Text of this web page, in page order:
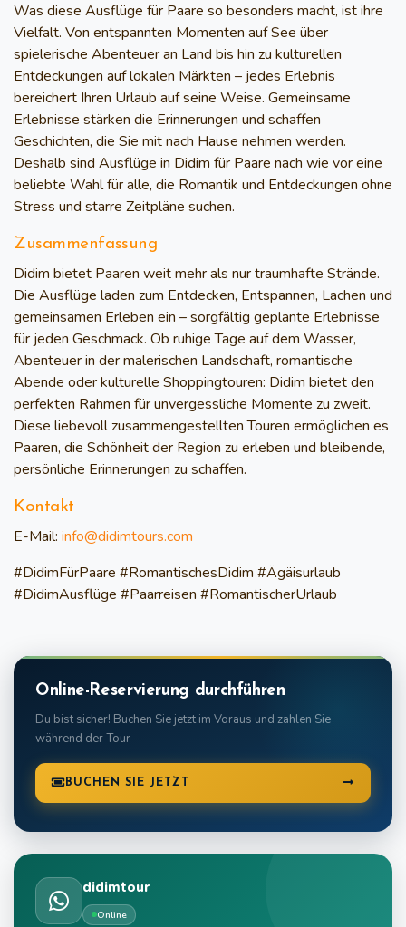
Was diese Ausflüge für Paare so besonders macht, ist ihre
Vielfalt. Von entspannten Momenten auf See über
spielerische Abenteuer an Land bis hin zu kulturellen
Entdeckungen auf lokalen Märkten – jedes Erlebnis
bereichert Ihren Urlaub auf seine Weise. Gemeinsame
Erlebnisse stärken die Erinnerungen und schaffen
Geschichten, die Sie mit nach Hause nehmen werden.
Deshalb sind Ausflüge in Didim für Paare nach wie vor eine
beliebte Wahl für alle, die Romantik und Entdeckungen ohne
Stress und starre Zeitpläne suchen.
Zusammenfassung
Didim bietet Paaren weit mehr als nur traumhafte Strände.
Die Ausflüge laden zum Entdecken, Entspannen, Lachen und
gemeinsamen Erleben ein – sorgfältig geplante Erlebnisse
für jeden Geschmack. Ob ruhige Tage auf dem Wasser,
Abenteuer in der malerischen Landschaft, romantische
Abende oder kulturelle Shoppingtouren: Didim bietet den
perfekten Rahmen für unvergessliche Momente zu zweit.
Diese liebevoll zusammengestellten Touren ermöglichen es
Paaren, die Schönheit der Region zu erleben und bleibende,
persönliche Erinnerungen zu schaffen.
Kontakt
E-Mail: info@didimtours.com
#DidimFürPaare #RomantischesDidim #Ägäisurlaub
#DidimAusflüge #Paarreisen #RomantischerUrlaub
Online-Reservierung durchführen
Du bist sicher! Buchen Sie jetzt im Voraus und zahlen Sie
während der Tour
BUCHEN SIE JETZT
didimtour
Online